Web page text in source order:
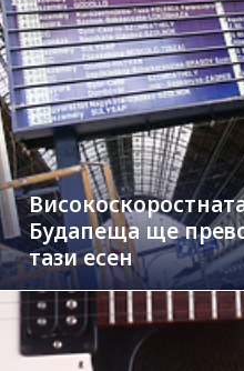
Будапеща ще
тази есен